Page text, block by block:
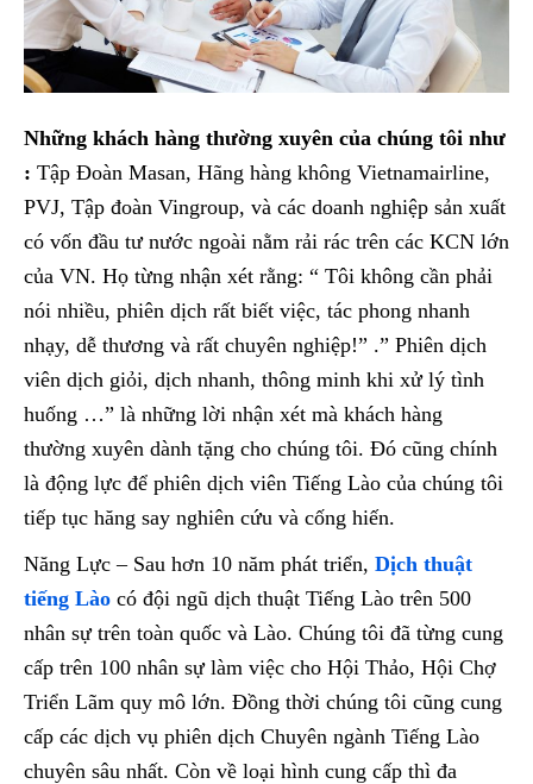
Những khách hàng thường xuyên của chúng tôi như
: Tập Đoàn Masan, Hãng hàng không Vietnamairline,
PVJ, Tập đoàn Vingroup, và các doanh nghiệp sản xuất
có vốn đầu tư nước ngoài nằm rải rác trên các KCN lớn
của VN. Họ từng nhận xét rằng: “ Tôi không cần phải
nói nhiều, phiên dịch rất biết việc, tác phong nhanh
nhạy, dễ thương và rất chuyên nghiệp!” .” Phiên dịch
viên dịch giỏi, dịch nhanh, thông minh khi xử lý tình
huống …” là những lời nhận xét mà khách hàng
thường xuyên dành tặng cho chúng tôi. Đó cũng chính
là động lực để phiên dịch viên Tiếng Lào của chúng tôi
tiếp tục hăng say nghiên cứu và cống hiến.
Năng Lực – Sau hơn 10 năm phát triển, Dịch thuật
tiếng Lào có đội ngũ dịch thuật Tiếng Lào trên 500
nhân sự trên toàn quốc và Lào. Chúng tôi đã từng cung
cấp trên 100 nhân sự làm việc cho Hội Thảo, Hội Chợ
Triển Lãm quy mô lớn. Đồng thời chúng tôi cũng cung
cấp các dịch vụ phiên dịch Chuyên ngành Tiếng Lào
chuyên sâu nhất. Còn về loại hình cung cấp thì đa